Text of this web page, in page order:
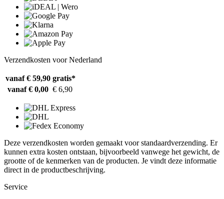
Verzendkosten voor Nederland
vanaf € 59,90 gratis*
vanaf € 0,00 € 6,90
Deze verzendkosten worden gemaakt voor standaardverzending. Er
kunnen extra kosten ontstaan, bijvoorbeeld vanwege het gewicht, de
grootte of de kenmerken van de producten. Je vindt deze informatie
direct in de productbeschrijving.
Service